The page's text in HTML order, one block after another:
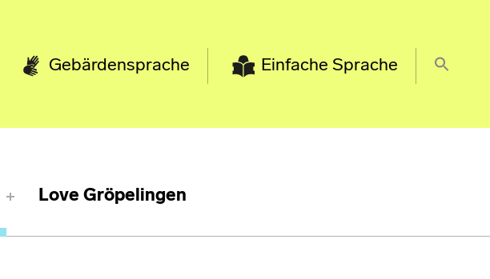
Gebärdensprache Einfache Sprache
Love Gröpelingen